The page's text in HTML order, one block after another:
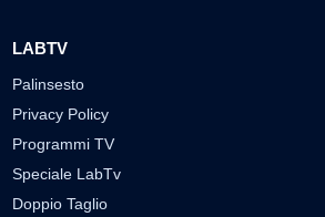
LABTV
Palinsesto
Privacy Policy
Programmi TV
Speciale LabTv
Doppio Taglio